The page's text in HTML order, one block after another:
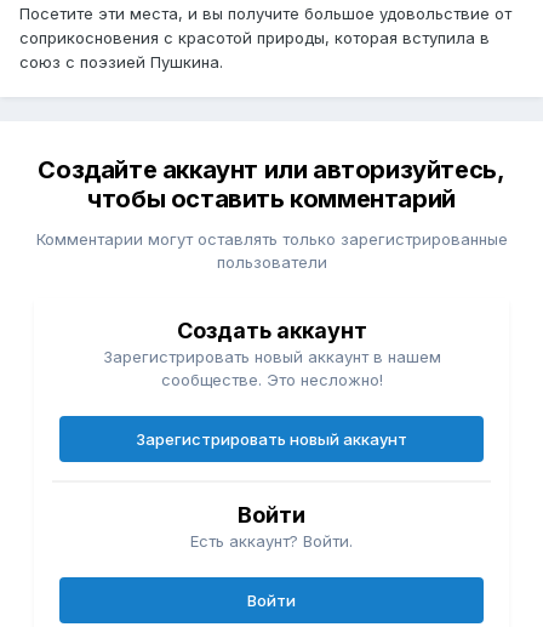
Посетите эти места, и вы получите большое удовольствие от
соприкосновения с красотой природы, которая вступила в
союз с поэзией Пушкина.
Создайте аккаунт или авторизуйтесь,
чтобы оставить комментарий
Комментарии могут оставлять только зарегистрированные
пользователи
Создать аккаунт
Зарегистрировать новый аккаунт в нашем
сообществе. Это несложно!
Зарегистрировать новый аккаунт
Войти
Есть аккаунт? Войти.
Войти